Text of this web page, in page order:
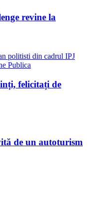
revine la
felicitați de
de un autoturism